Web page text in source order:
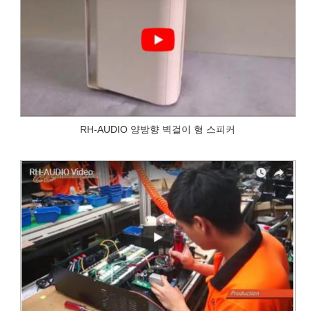
RH-AUDIO 양방향 벽걸이 형 스피커